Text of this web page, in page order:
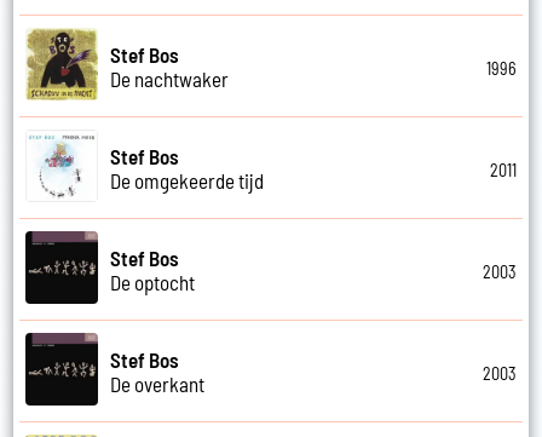
Stef Bos
De nachtwaker
1996
Stef Bos
De omgekeerde tijd
2011
Stef Bos
De optocht
2003
Stef Bos
De overkant
2003